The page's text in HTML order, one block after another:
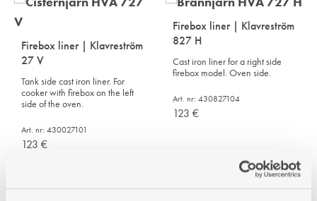
Firebox liner | Klavreström
27 V
Tank side cast iron liner. For
cooker with firebox on the left
side of the oven.
Art. nr: 430027101
123 €
Firebox liner | Klavreström
827 H
Cast iron liner for a right side
firebox model. Oven side.
Art. nr: 430827104
123 €